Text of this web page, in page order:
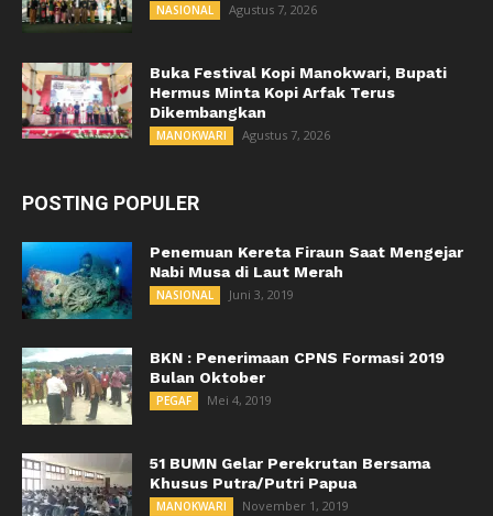
NASIONAL Agustus 7, 2026
Buka Festival Kopi Manokwari, Bupati
Hermus Minta Kopi Arfak Terus
Dikembangkan
MANOKWARI Agustus 7, 2026
POSTING POPULER
Penemuan Kereta Firaun Saat Mengejar
Nabi Musa di Laut Merah
NASIONAL Juni 3, 2019
BKN : Penerimaan CPNS Formasi 2019
Bulan Oktober
PEGAF Mei 4, 2019
51 BUMN Gelar Perekrutan Bersama
Khusus Putra/Putri Papua
MANOKWARI November 1, 2019